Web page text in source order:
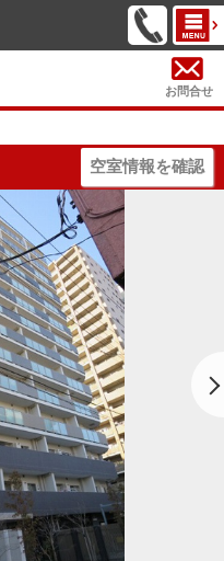
お問合せ
空室情報を確認